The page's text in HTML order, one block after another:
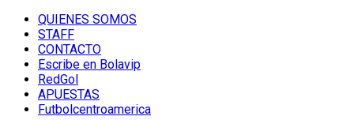
QUIENES SOMOS
STAFF
CONTACTO
Escribe en Bolavip
RedGol
APUESTAS
Futbolcentroamerica